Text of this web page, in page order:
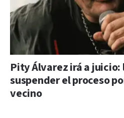
Pity Álvarez irá a
suspender el proceso
vecino